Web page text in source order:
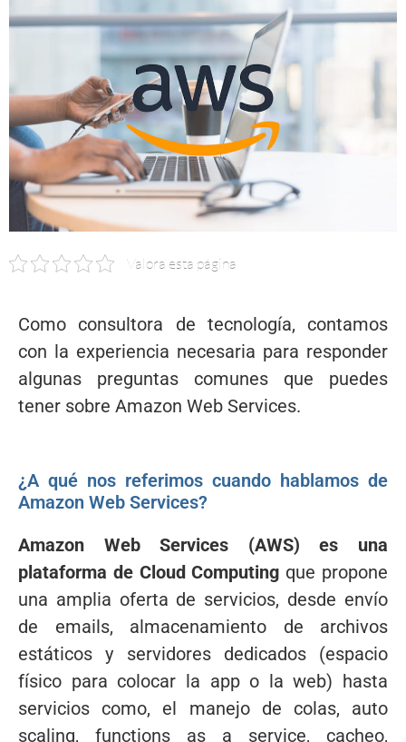
Valora esta página
Como consultora de tecnología, contamos
con la experiencia necesaria para responder
algunas preguntas comunes que puedes
tener sobre Amazon Web Services.
¿A qué nos referimos cuando hablamos de
Amazon Web Services?
Amazon Web Services (AWS) es una
plataforma de Cloud Computing que propone
una amplia oferta de servicios, desde envío
de emails, almacenamiento de archivos
estáticos y servidores dedicados (espacio
físico para colocar la app o la web) hasta
servicios como, el manejo de colas, auto
scaling, functions as a service, cacheo,